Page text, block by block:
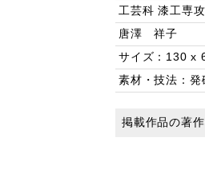
工芸科 漆工専
唐澤 祥子
サイズ：130 x
素材・技法：発
掲載作品の著